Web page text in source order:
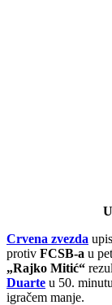
Crvena zvezda
protiv FCSB-a u
„Rajko Mitić“
Duarte u 50.
igračem manje.